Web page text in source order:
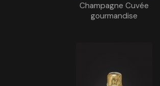
Champagne Cuvée
gourmandise